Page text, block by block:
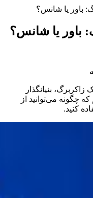
باور یا شانس؟
باور یا شانس؟
بنیانگذار
چگونه می‌توانید از
کنید.